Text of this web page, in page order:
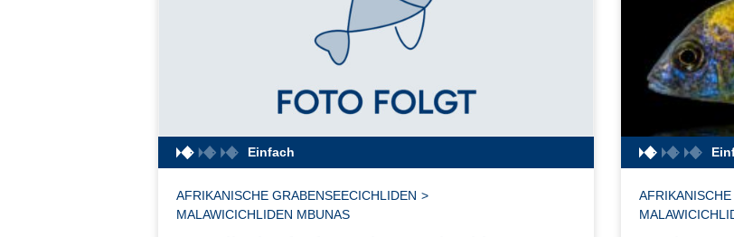
Einfach
AFRIKANISCHE GRABENSEECICHLIDEN >
MALAWICICHLIDEN MBUNAS